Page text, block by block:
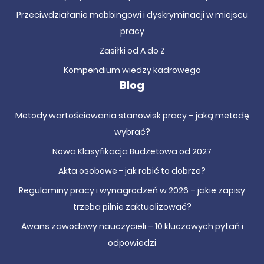
korelacja systemu z realizacją
KSeFw jednostkach sektora finansów
publicznych dotyczy również obszaru realizacji umów –
powiązane z dokumentacją kontraktową, a zapisy
umowne nierzadko wymagają aktualizacji, by
odpowiadały nowym wymogom fakturowania. Nasze
szkolenia omawiają przykłady modyfikacji zapisów
umownych pod kątemKSeF oraz pokazują, jak
zamówień a księgowością.
Uczestnicy poznają praktyczne aspekty pracy z fakturami
ustrukturyzowanymi w kontekście realizowanych
kontraktów. Szkolenia są na bieżąco dostosowywane do
Przeciwdziałanie mobbingowi i dyskryminacji w miejscu
pracy
Zasiłki od A do Z
Kompendium wiedzy kadrowego
Blog
Metody wartościowania stanowisk pracy – jaką metodę
wybrać?
Nowa Klasyfikacja Budżetowa od 2027
Akta osobowe - jak robić to dobrze?
Regulaminy pracy i wynagrodzeń w 2026 – jakie zapisy
trzeba pilnie zaktualizować?
Awans zawodowy nauczycieli – 10 kluczowych pytań i
odpowiedzi